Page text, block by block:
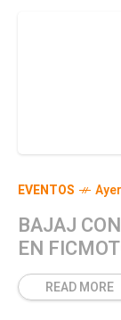
EVENTOS Ayer
BAJAJ
EN
READ MORE